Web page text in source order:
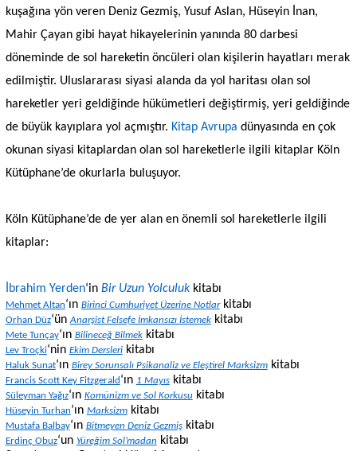
kuşağına yön veren Deniz Gezmiş, Yusuf Aslan, Hüseyin İnan,
Mahir Çayan gibi hayat hikayelerinin yanında 80 darbesi
döneminde de sol hareketin öncüleri olan kişilerin hayatları merak
edilmiştir. Uluslararası siyasi alanda da yol haritası olan sol
hareketler yeri geldiğinde hükümetleri değiştirmiş, yeri geldiğinde
de büyük kayıplara yol açmıştır. Kitap Avrupa dünyasında en çok
okunan siyasi kitaplardan olan sol hareketlerle ilgili kitaplar Köln
Kütüphane’de okurlarla buluşuyor.
Köln Kütüphane’de de yer alan en önemli sol hareketlerle ilgili
kitaplar:
İbrahim Yerden‘in Bir Uzun Yolculukkitabı
Mehmet Altan‘ın Birinci Cumhuriyet Üzerine Notlarkitabı
Orhan Düz‘ünAnarşist Felsefe İmkansızı İstemekkitabı
Mete Tunçay‘ın Bilineceğ Bilmekkitabı
Lev Troçki‘nin Ekim Derslerikitabı
Haluk Sunat‘ın Birey Sorunsalı Psikanaliz ve Eleştirel Marksizmkitabı
Francis Scott Key Fitzgerald ‘ın 1 Mayıskitabı
Süleyman Yağız‘ın Komünizm ve Sol Korkusukitabı
Hüseyin Turhan‘ın Marksizmkitabı
Mustafa Balbay‘ın Bitmeyen Deniz Gezmişkitabı
Erdinç Obuz‘un Yüreğim Sol’madan kitabı